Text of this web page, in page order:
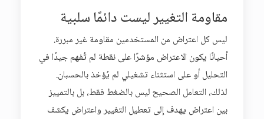
مقاومة التغيير ليست دائمًا سلبية
ليس كل اعتراض من المستخدمين مقاومة غير مبررة.
أحيانًا يكون الاعتراض مؤشرًا على نقطة لم تُفهم جيدًا في
التحليل أو على استثناء تشغيلي لم يُؤخذ بالحسبان.
لذلك، التعامل الصحيح ليس بالضغط فقط، بل بالتمييز
بين اعتراض يهدف إلى تعطيل التغيير واعتراض يكشف